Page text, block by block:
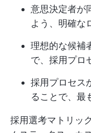
意思決定者が
よう、明確な
理想的な候補
で、採用プロ
採用プロセス
ることで、最
採用選考マトリッ